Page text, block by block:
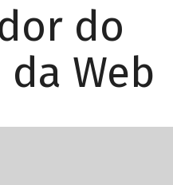
do
Web